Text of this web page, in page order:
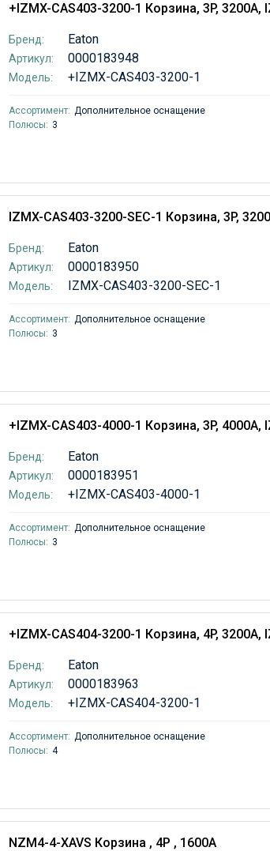
+IZMX-CAS403-3200-1 Корзина, 3P, 3200А,
Бренд: Eaton
Артикул: 0000183948
Модель: +IZMX-CAS403-3200-1
Ассортимент: Дополнительное оснащение
Полюсы: 3
IZMX-CAS403-3200-SEC-1 Корзина, 3P,
Бренд: Eaton
Артикул: 0000183950
Модель: IZMX-CAS403-3200-SEC-1
Ассортимент: Дополнительное оснащение
Полюсы: 3
+IZMX-CAS403-4000-1 Корзина, 3P, 4000А,
Бренд: Eaton
Артикул: 0000183951
Модель: +IZMX-CAS403-4000-1
Ассортимент: Дополнительное оснащение
Полюсы: 3
+IZMX-CAS404-3200-1 Корзина, 4P, 3200А,
Бренд: Eaton
Артикул: 0000183963
Модель: +IZMX-CAS404-3200-1
Ассортимент: Дополнительное оснащение
Полюсы: 4
NZM4-4-XAVS Корзина , 4P , 1600A